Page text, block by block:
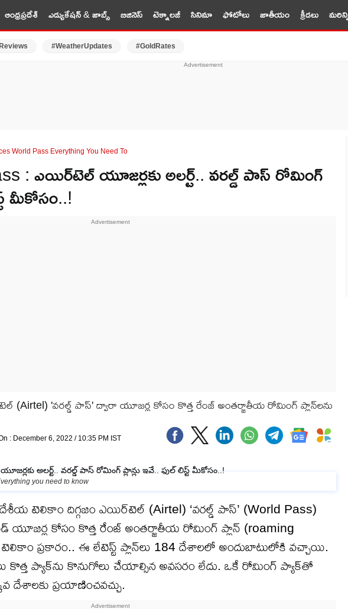
ఆంధ్రప్రదేశ్ ఎడ్యుకేషన్ & జాబ్స్ బిజినెస్ టెక్నాలజీ సినిమా ఫోటోలు జాతీయం క్రీడలు మరిన్ని
#WeatherUpdates #GoldRates
World Pass Everything You Need To
: ఎయిర్‌టెల్ యూజర్లకు అలర్ట్.. వరల్డ్ పాస్ రోమింగ్
మీకోసం..!
(Airtel) 'వరల్డ్ పాస్' ద్వారా యూజర్ల కోసం కొత్త రేంజ్ అంతర్జాతీయ రోమింగ్ ప్లాన్‌‌లను
: December 6, 2022 / 10:35 PM IST
you need to know
దేశీయ టెలికాం దిగ్గజం ఎయిర్‌టెల్ (Airtel) ‘వరల్డ్ పాస్’ (World Pass)
కోసం కొత్త రేంజ్ అంతర్జాతీయ రోమింగ్ ప్లాన్‌ (roaming
టెలికాం ప్రకారం.. ఈ లేటెస్ట్ ప్లాన్‌లు 184 దేశాలలో అందుబాటులోకి వచ్చాయి.
ప్యాక్‌ను కొనుగోలు చేయాల్సిన అవసరం లేదు. ఒకే రోమింగ్ ప్యాక్‌తో
దేశాలకు ప్రయాణించవచ్చు.